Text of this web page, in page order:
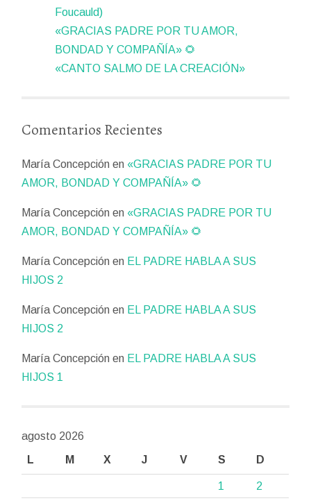
Foucauld)
«GRACIAS PADRE POR TU AMOR,
BONDAD Y COMPAÑÍA» 🌻
«CANTO SALMO DE LA CREACIÓN»
Comentarios Recientes
María Concepción en «GRACIAS PADRE POR TU
AMOR, BONDAD Y COMPAÑÍA» 🌻
María Concepción en «GRACIAS PADRE POR TU
AMOR, BONDAD Y COMPAÑÍA» 🌻
María Concepción en EL PADRE HABLA A SUS
HIJOS 2
María Concepción en EL PADRE HABLA A SUS
HIJOS 2
María Concepción en EL PADRE HABLA A SUS
HIJOS 1
agosto 2026
L
M X J V S D
1
2